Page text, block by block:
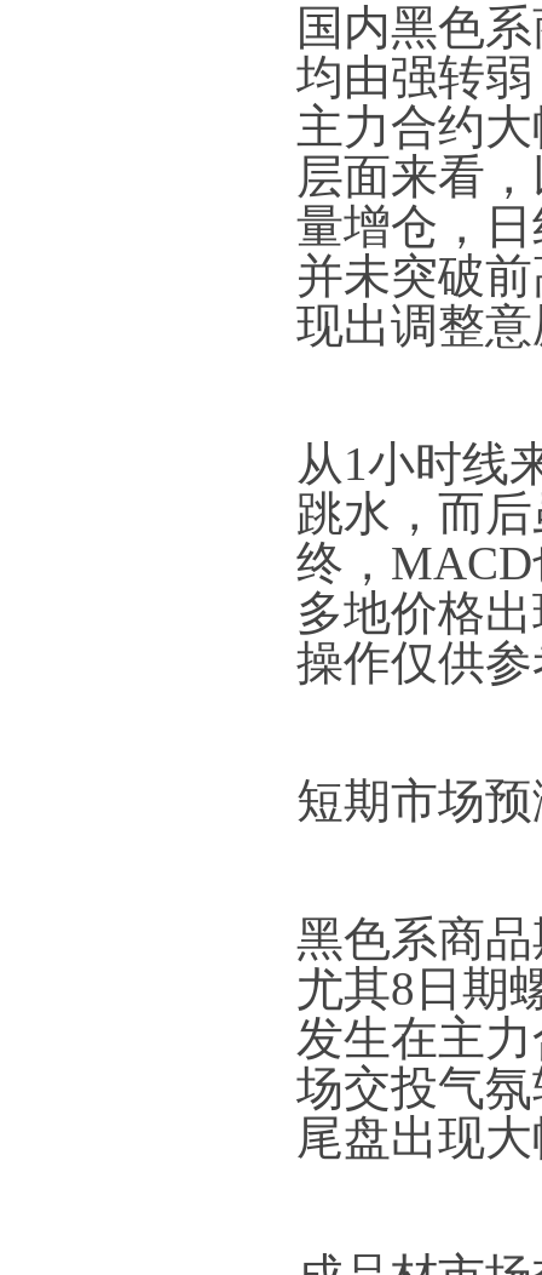
国内黑色
均由强转
主力合约
层面来看
量增仓，
并未突破
现出调整
从1小时线
跳水，而
终，
多地价格
操作仅供
短期市场
黑色系商
尤其8日期
发生在主
场交投气
尾盘出现